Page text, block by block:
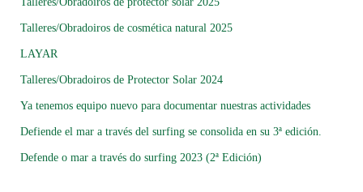
Talleres/Obradoiros de cosmética natural 2025
LAYAR
Talleres/Obradoiros de Protector Solar 2024
Ya tenemos equipo nuevo para documentar nuestras actividades
Defiende el mar a través del surfing se consolida en su 3ª edición.
Defende o mar a través do surfing 2023 (2ª Edición)